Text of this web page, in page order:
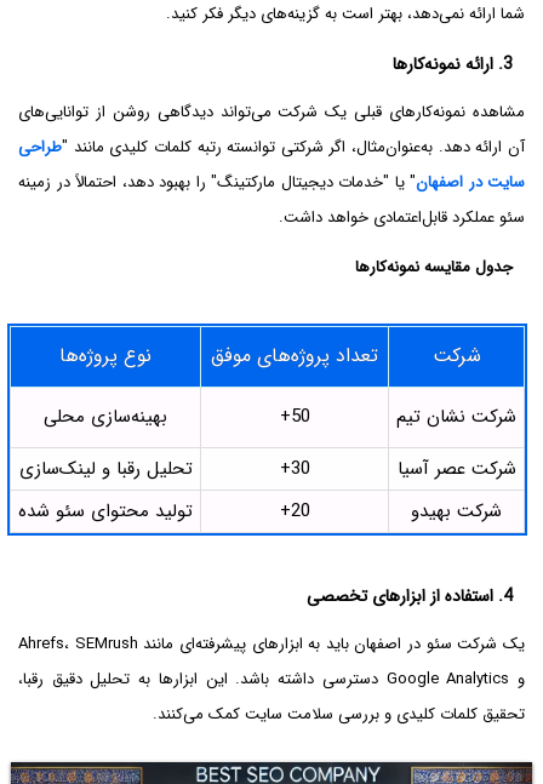
شما ارائه نمی‌دهد، بهتر است به گزینه‌های دیگر فکر کنید.
3. ارائه نمونه‌کارها
مشاهده نمونه‌کارهای قبلی یک شرکت می‌تواند دیدگاهی روشن از توانایی‌های
آن ارائه دهد. به‌عنوان‌مثال، اگر شرکتی توانسته رتبه کلمات کلیدی مانند "طراحی
سایت در اصفهان" یا "خدمات دیجیتال مارکتینگ" را بهبود دهد، احتمالاً در زمینه
سئو عملکرد قابل‌اعتمادی خواهد داشت.
جدول مقایسه نمونه‌کارها
شرکت تعداد پروژه‌های موفق نوع پروژه‌ها
شرکت نشان تیم 50+
بهینه‌سازی محلی
شرکت عصر آسیا
30+
تحلیل رقبا و لینک‌سازی
شرکت بهیدو
20+ تولید محتوای سئو شده
4. استفاده از ابزارهای تخصصی
یک شرکت سئو در اصفهان باید به ابزارهای پیشرفته‌ای مانند Ahrefs، SEMrush
و Google Analytics دسترسی داشته باشد. این ابزارها به تحلیل دقیق رقبا،
تحقیق کلمات کلیدی و بررسی سلامت سایت کمک می‌کنند.